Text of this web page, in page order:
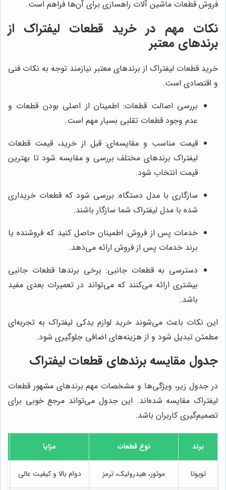
فروش قطعات ماشین آلات راهسازی برای آن‌ها فراهم است.
نکات مهم در خرید قطعات لیفتراک از
برندهای معتبر
خرید قطعات لیفتراک از برندهای معتبر نیازمند توجه به نکات فنی
و اقتصادی است.
بررسی اصالت قطعات: اطمینان از اصلی بودن قطعات و
عدم وجود قطعات تقلبی بسیار مهم است.
قیمت مناسب و مقایسه‌ای: قبل از خرید، قیمت قطعات
لیفتراک برندهای مختلف بررسی و مقایسه شود تا بهترین
قیمت انتخاب شود.
سازگاری با مدل دستگاه: بررسی شود که قطعات خریداری
شده با مدل لیفتراک شما سازگار باشند.
خدمات پس از فروش: اطمینان حاصل کنید که فروشنده یا
برند خدمات پس از فروش ارائه می‌دهد.
دسترسی به قطعات جانبی: برخی برندها قطعات جانبی
بیشتری ارائه می‌کنند که می‌تواند در تعمیرات بعدی مفید
باشد.
این نکات باعث می‌شوند خرید لوازم یدکی لیفتراک به تجربه‌ای
مطمئن تبدیل شود و از هزینه‌های اضافی جلوگیری شود.
جدول مقایسه برندهای قطعات لیفتراک
در جدول زیر، ویژگی‌ها و مشخصات مهم برندهای مشهور قطعات
لیفتراک مقایسه شده‌اند. این جدول می‌تواند مرجع خوبی برای
تصمیم‌گیری کاربران باشد.
برند نوع قطعات مزایا
تویوتا موتور، هیدرولیک، ترمز دوام بالا و کیفیت عالی